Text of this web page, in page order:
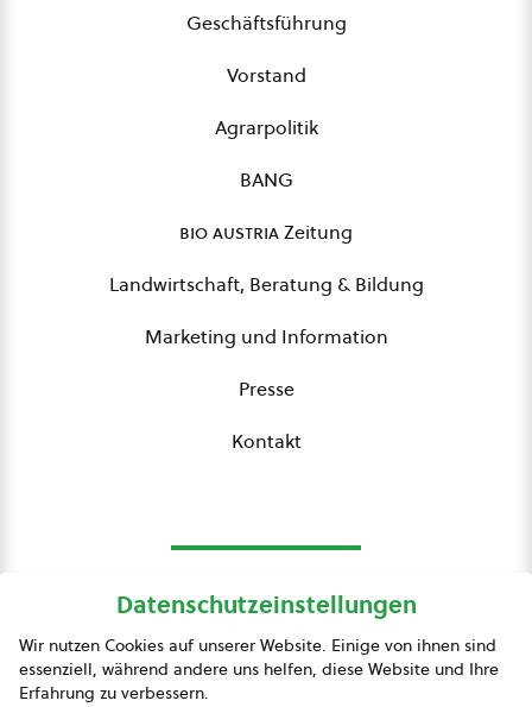
Geschäftsführung
Vorstand
Agrarpolitik
BANG
bio austriaZeitung
Landwirtschaft, Beratung & Bildung
Marketing und Information
Presse
Kontakt
Presse
Datenschutzeinstellungen
Wir nutzen Cookies auf unserer Website. Einige von ihnen sind
essenziell, während andere uns helfen, diese Website und Ihre
Erfahrung zu verbessern.